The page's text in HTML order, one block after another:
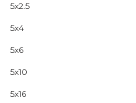
5x2.5
5x4
5x6
5x10
5x16